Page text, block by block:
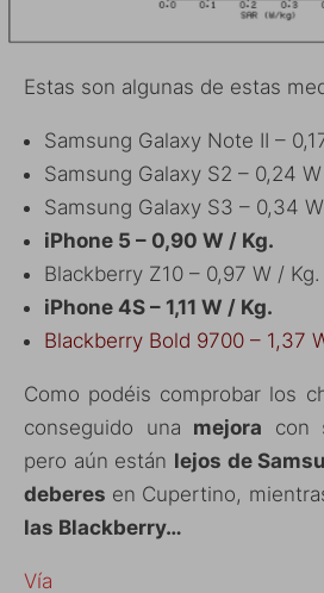
Estas son algunas de estas
Samsung Galaxy Note II –
Samsung Galaxy S2 – 0,24
Samsung Galaxy S3 – 0,34
iPhone 5 – 0,90 W / Kg.
Blackberry Z10 – 0,97 W / Kg.
iPhone 4S – 1,11 W / Kg.
Blackberry Bold 9700 – 1,37
Como podéis comprobar los
conseguido una mejora con
pero aún están lejos de
deberes en Cupertino,
las Blackberry…
Vía